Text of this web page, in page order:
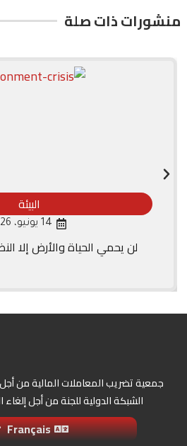
منشورات ذات صلة
البيئة
14 يونيو، 2026
لن يحمي الحياة والأرض إلا
جمعية تضريب المعاملات المالية من
الشبكة الدولية للجنة من أجل إلغاء
Français